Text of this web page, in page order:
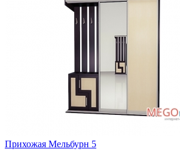
Прихожая Мельбурн 5